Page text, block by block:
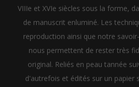
VIIIe et XVIe siècles sous la forme,
de manuscrit enluminé. Les
reproduction ainsi que notre
nous permettent de rester très
original. Reliés en peau tannée
d'autrefois et édités sur un papier